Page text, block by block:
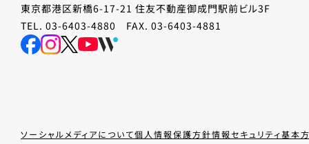
東京都港区新橋6-17-21 住友不動産御成門駅前ビル3F
TEL. 03-6403-4880 FAX. 03-6403-4881
ソーシャルメディアについて個人情報保護方針情報セキュリティ基本